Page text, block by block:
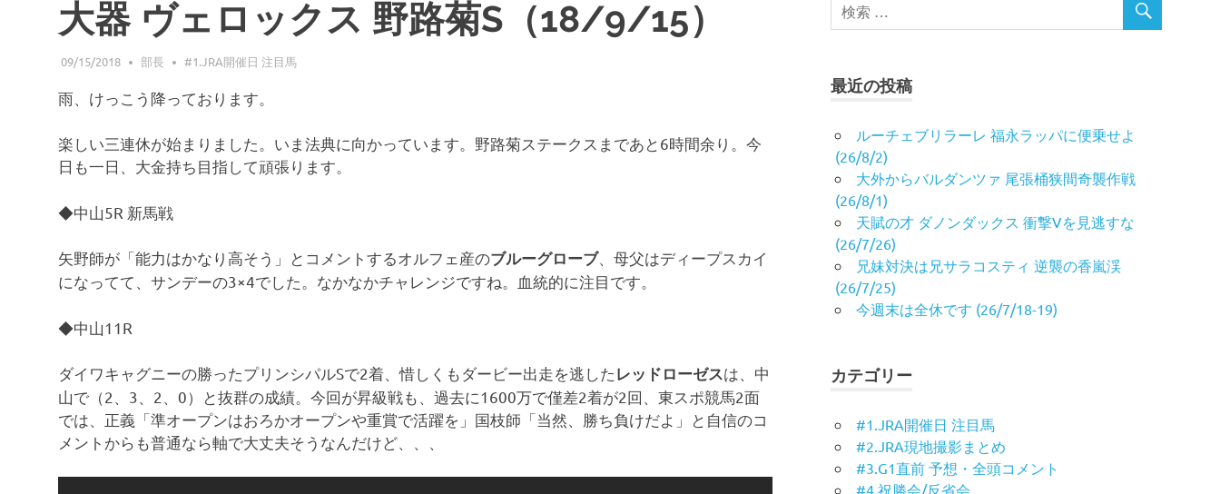
大器 ヴェロックス 野路菊S（18/9/15）
09/15/2018 部長 #1.JRA開催日 注目馬
雨、けっこう降っております。
楽しい三連休が始まりました。いま法典に向かっています。野路菊ステークスまであと6時間余り。今
日も一日、大金持ち目指して頑張ります。
◆中山5R 新馬戦
矢野師が「能力はかなり高そう」とコメントするオルフェ産のブルーグローブ、母父はディープスカイ
になってて、サンデーの3×4でした。なかなかチャレンジですね。血統的に注目です。
◆中山11R
ダイワキャグニーの勝ったプリンシパルSで2着、惜しくもダービー出走を逃したレッドローゼスは、中
山で（2、3、2、0）と抜群の成績。今回が昇級戦も、過去に1600万で僅差2着が2回、東スポ競馬2面
では、正義「準オープンはおろかオープンや重賞で活躍を」国枝師「当然、勝ち負けだよ」と自信のコ
メントからも普通なら軸で大丈夫そうなんだけど、、、
最近の投稿
ルーチェブリラーレ 福永ラッパに便乗せよ
(26/8/2)
大外からバルダンツァ 尾張桶狭間奇襲作戦
(26/8/1)
天賦の才 ダノンダックス 衝撃Vを見逃すな
(26/7/26)
兄妹対決は兄サラコスティ 逆襲の香嵐渓
(26/7/25)
今週末は全休です (26/7/18-19)
カテゴリー
#1.JRA開催日 注目馬
#2.JRA現地撮影まとめ
#3.G1直前 予想・全頭コメント
#4.祝勝会/反省会